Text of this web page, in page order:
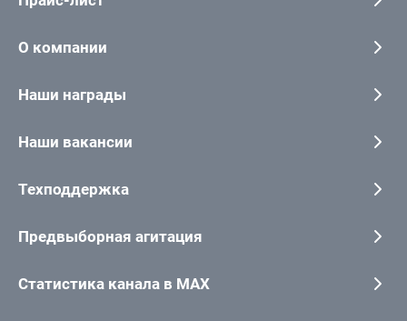
О компании
Наши награды
Наши вакансии
Техподдержка
Предвыборная агитация
Статистика канала в MAX